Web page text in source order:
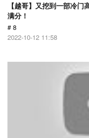
【越哥】又挖到一部冷
满分！
# 8
2022-10-12 11:58